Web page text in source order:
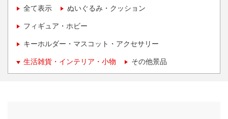
全て表示 ぬいぐるみ・クッション
フィギュア・ホビー
キーホルダー・マスコット・アクセサリー
生活雑貨・インテリア・小物 その他景品